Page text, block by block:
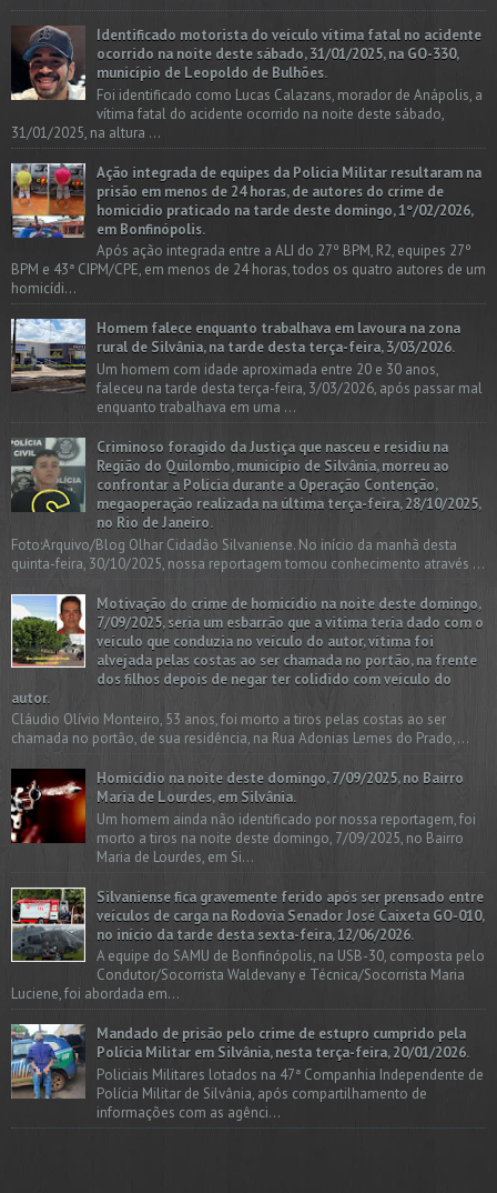
Identificado motorista do veículo vítima fatal no acidente
ocorrido na noite deste sábado, 31/01/2025, na GO-330,
município de Leopoldo de Bulhões.
Foi identificado como Lucas Calazans, morador de Anápolis, a
vítima fatal do acidente ocorrido na noite deste sábado,
31/01/2025, na altura ...
Ação integrada de equipes da Policia Militar resultaram na
prisão em menos de 24 horas, de autores do crime de
homicídio praticado na tarde deste domingo, 1º/02/2026,
em Bonfinópolis.
Após ação integrada entre a ALI do 27º BPM, R2, equipes 27º
BPM e 43ª CIPM/CPE, em menos de 24 horas, todos os quatro autores de um
homicídi...
Homem falece enquanto trabalhava em lavoura na zona
rural de Silvânia, na tarde desta terça-feira, 3/03/2026.
Um homem com idade aproximada entre 20 e 30 anos,
faleceu na tarde desta terça-feira, 3/03/2026, após passar mal
enquanto trabalhava em uma ...
Criminoso foragido da Justiça que nasceu e residiu na
Região do Quilombo, município de Silvânia, morreu ao
confrontar a Polícia durante a Operação Contenção,
megaoperação realizada na última terça-feira, 28/10/2025,
no Rio de Janeiro.
Foto:Arquivo/Blog Olhar Cidadão Silvaniense. No início da manhã desta
quinta-feira, 30/10/2025, nossa reportagem tomou conhecimento através ...
Motivação do crime de homicídio na noite deste domingo,
7/09/2025, seria um esbarrão que a vitima teria dado com o
veículo que conduzia no veículo do autor, vítima foi
alvejada pelas costas ao ser chamada no portão, na frente
dos filhos depois de negar ter colidido com veículo do
autor.
Cláudio Olívio Monteiro, 53 anos, foi morto a tiros pelas costas ao ser
chamada no portão, de sua residência, na Rua Adonias Lemes do Prado,...
Homicídio na noite deste domingo, 7/09/2025, no Bairro
Maria de Lourdes, em Silvânia.
Um homem ainda não identificado por nossa reportagem, foi
morto a tiros na noite deste domingo, 7/09/2025, no Bairro
Maria de Lourdes, em Si...
Silvaniense fica gravemente ferido após ser prensado entre
veículos de carga na Rodovia Senador José Caixeta GO-010,
no início da tarde desta sexta-feira, 12/06/2026.
A equipe do SAMU de Bonfinópolis, na USB-30, composta pelo
Condutor/Socorrista Waldevany e Técnica/Socorrista Maria
Luciene, foi abordada em...
Mandado de prisão pelo crime de estupro cumprido pela
Polícia Militar em Silvânia, nesta terça-feira, 20/01/2026.
Policiais Militares lotados na 47ª Companhia Independente de
Polícia Militar de Silvânia, após compartilhamento de
informações com as agênci...